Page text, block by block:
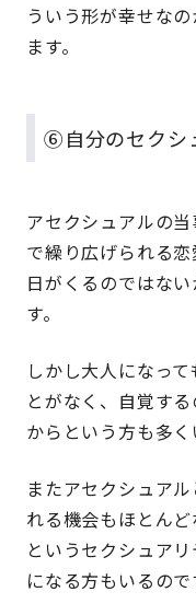
ういう形が幸せな
ます。
⑥自分のセクシ
アセクシュアルの
で繰り広げられる
日がくるのではな
す。
しかし大人になっ
とがなく、自覚す
からという方も多く
またアセクシュア
れる機会もほとん
というセクシュア
になる方もいるので